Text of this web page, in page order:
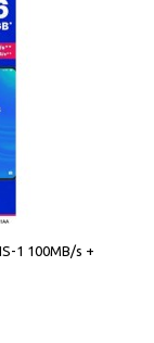
1 100MB/s +